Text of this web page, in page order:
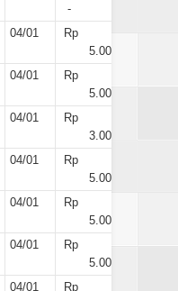
-
04/01
Rp
5.000
04/01
Rp
5.000
04/01
Rp
3.000
04/01
Rp
5.000
04/01
Rp
5.000
04/01
Rp
5.000
04/01
Rp